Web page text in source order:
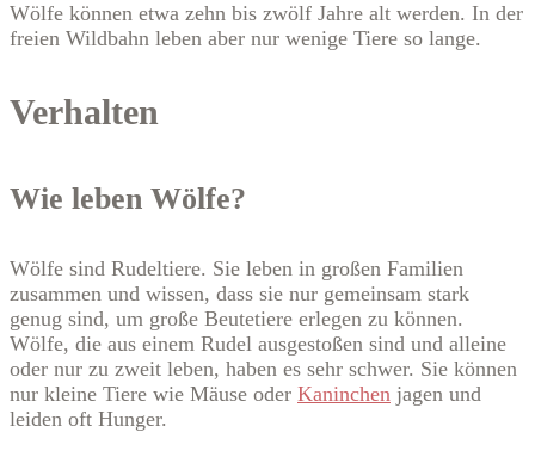
Wölfe können etwa zehn bis zwölf Jahre alt werden. In der
freien Wildbahn leben aber nur wenige Tiere so lange.
Verhalten
Wie leben Wölfe?
Wölfe sind Rudeltiere. Sie leben in großen Familien
zusammen und wissen, dass sie nur gemeinsam stark
genug sind, um große Beutetiere erlegen zu können.
Wölfe, die aus einem Rudel ausgestoßen sind und alleine
oder nur zu zweit leben, haben es sehr schwer. Sie können
nur kleine Tiere wie Mäuse oder Kaninchen jagen und
leiden oft Hunger.